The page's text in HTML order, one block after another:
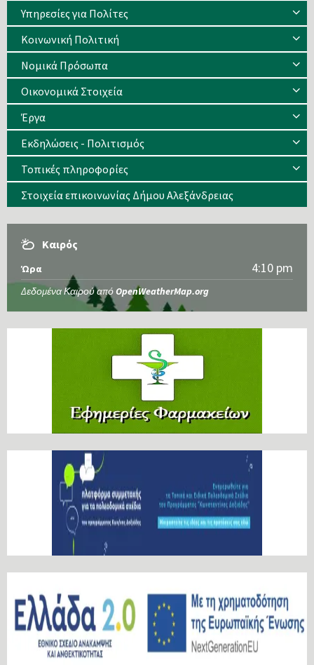
Υπηρεσίες για Πολίτες
Κοινωνική Πολιτική
Νομικά Πρόσωπα
Οικονομικά Στοιχεία
Έργα
Εκδηλώσεις - Πολιτισμός
Τοπικές πληροφορίες
Στοιχεία επικοινωνίας Δήμου Αλεξάνδρειας
Καιρός
Ώρα 4:10 pm
Δεδομένα Καιρού από OpenWeatherMap.org